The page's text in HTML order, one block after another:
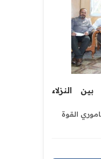
النزلاء
القوة